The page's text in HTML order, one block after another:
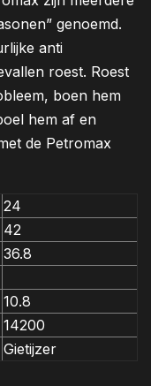
genoemd.
anti
roest. Roest
boen hem
hem af en
de Petromax
24
42
36.8
10.8
14200
Gietijzer